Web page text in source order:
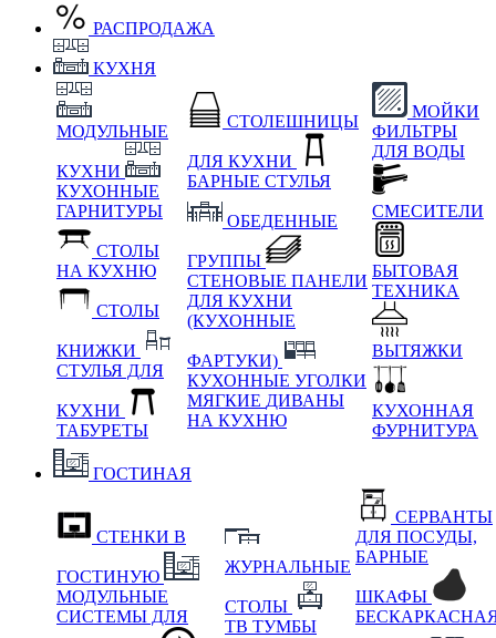
РАСПРОДАЖА
КУХНЯ
МОДУЛЬНЫЕ
КУХНИ
КУХОННЫЕ
ГАРНИТУРЫ
СТОЛЫ
НА КУХНЮ
СТОЛЫ
КНИЖКИ
СТУЛЬЯ ДЛЯ
КУХНИ
ТАБУРЕТЫ
СТОЛЕШНИЦЫ
ДЛЯ КУХНИ
БАРНЫЕ СТУЛЬЯ
ОБЕДЕННЫЕ
ГРУППЫ
СТЕНОВЫЕ ПАНЕЛИ
ДЛЯ КУХНИ
(КУХОННЫЕ
ФАРТУКИ)
КУХОННЫЕ УГОЛКИ
МЯГКИЕ ДИВАНЫ
НА КУХНЮ
МОЙКИ
ФИЛЬТРЫ
ДЛЯ ВОДЫ
СМЕСИТЕЛИ
БЫТОВАЯ
ТЕХНИКА
ВЫТЯЖКИ
КУХОННАЯ
ФУРНИТУРА
ГОСТИНАЯ
СТЕНКИ В
ГОСТИНУЮ
МОДУЛЬНЫЕ
СИСТЕМЫ ДЛЯ
ЖУРНАЛЬНЫЕ
СТОЛЫ
ТВ ТУМБЫ
СЕРВАНТЫ
ДЛЯ ПОСУДЫ,
БАРНЫЕ
ШКАФЫ